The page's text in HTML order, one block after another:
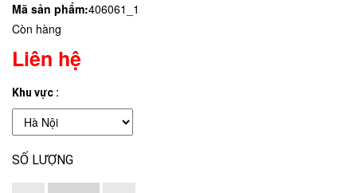
Mã sản phẩm:406061_1
Còn hàng
Liên hệ
Khu vực :
SỐ LƯỢNG